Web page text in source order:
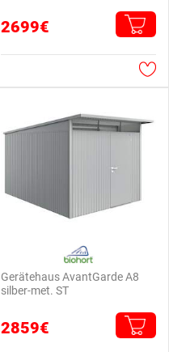
2699€
Gerätehaus AvantGarde A8
silber-met. ST
2859€